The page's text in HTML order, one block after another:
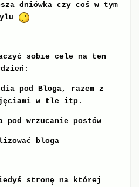
dniówka czy coś w tym
sobie cele na ten
pod Bloga, razem z
w tle itp.
pod wrzucanie postów
bloga
stronę na której